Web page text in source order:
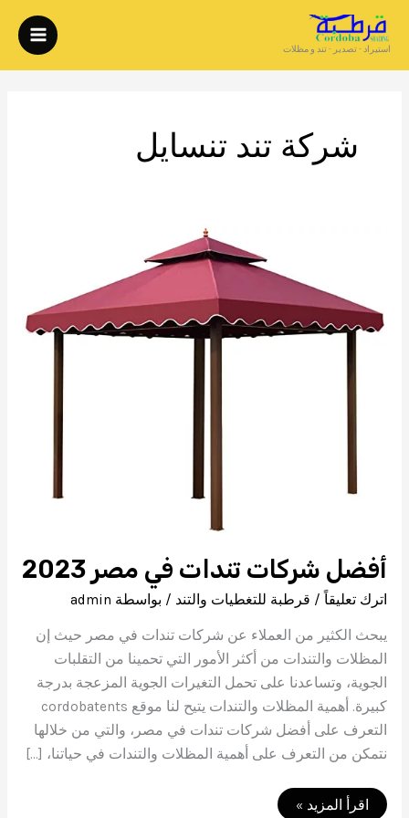
تخطي
المحتوى
استيراد - تصدير - تند و مظلات
شركة تند تنسايل
أفضل شركات تندات في مصر 2023
اترك تعليقاً / قرطبة للتغطيات والتند / بواسطة admin
يبحث الكثير من العملاء عن شركات تندات في مصر حيث إن
المظلات والتندات من أكثر الأمور التي تحمينا من التقلبات
الجوية، وتساعدنا على تحمل التغيرات الجوية المزعجة بدرجة
كبيرة. أهمية المظلات والتندات يتيح لنا موقع cordobatents
التعرف على أفضل شركات تندات في مصر، والتي من خلالها
نتمكن من التعرف على أهمية المظلات والتندات في حياتنا، […]
أفضل
اقرأ المزيد »